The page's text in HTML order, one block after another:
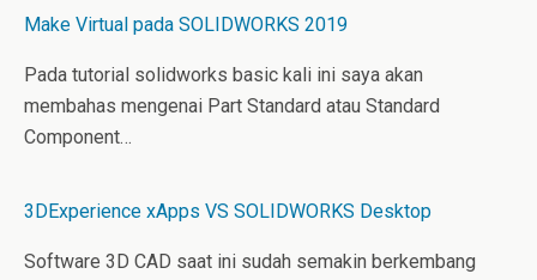
Make Virtual pada SOLIDWORKS 2019
Pada tutorial solidworks basic kali ini saya akan
membahas mengenai Part Standard atau Standard
Component…
3DExperience xApps VS SOLIDWORKS Desktop
Software 3D CAD saat ini sudah semakin berkembang